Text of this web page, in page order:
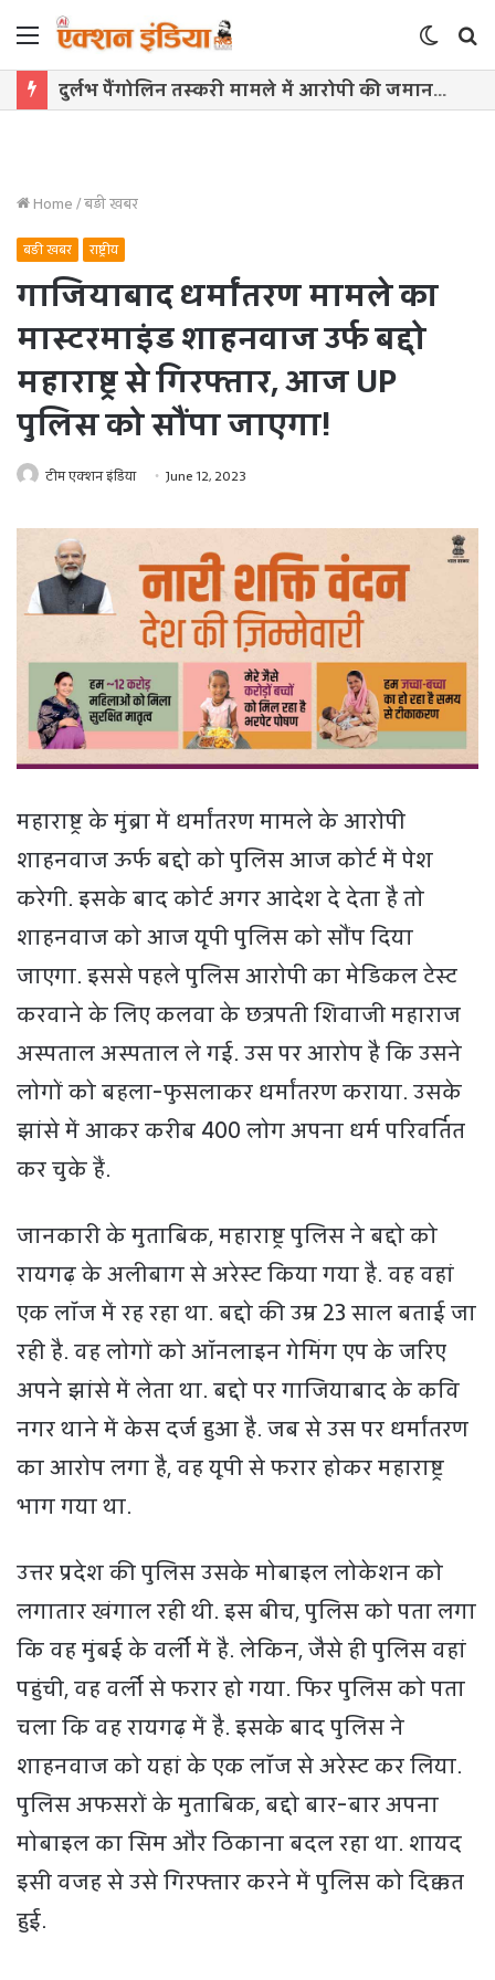
Menu
Switch
skin
दुर्लभ पैंगोलिन तस्करी मामले में आरोपी की जमानत याचिका खारिज
Home/बड़ी खबर
बड़ी खबर राष्ट्रीय
गाजियाबाद धर्मांतरण मामले का
मास्टरमाइंड शाहनवाज उर्फ बद्दो
महाराष्ट्र से गिरफ्तार, आज UP
पुलिस को सौंपा जाएगा!
टीम एक्शन इंडिया June 12, 2023
महाराष्ट्र के मुंब्रा में धर्मांतरण मामले के आरोपी
शाहनवाज ऊर्फ बद्दो को पुलिस आज कोर्ट में पेश
करेगी. इसके बाद कोर्ट अगर आदेश दे देता है तो
शाहनवाज को आज यूपी पुलिस को सौंप दिया
जाएगा. इससे पहले पुलिस आरोपी का मेडिकल टेस्ट
करवाने के लिए कलवा के छत्रपती शिवाजी महाराज
अस्पताल अस्पताल ले गई. उस पर आरोप है कि उसने
लोगों को बहला-फुसलाकर धर्मांतरण कराया. उसके
झांसे में आकर करीब 400 लोग अपना धर्म परिवर्तित
कर चुके हैं.
जानकारी के मुताबिक, महाराष्ट्र पुलिस ने बद्दो को
रायगढ़ के अलीबाग से अरेस्ट किया गया है. वह वहां
एक लॉज में रह रहा था. बद्दो की उम्र 23 साल बताई जा
रही है. वह लोगों को ऑनलाइन गेमिंग एप के जरिए
अपने झांसे में लेता था. बद्दो पर गाजियाबाद के कवि
नगर थाने में केस दर्ज हुआ है. जब से उस पर धर्मांतरण
का आरोप लगा है, वह यूपी से फरार होकर महाराष्ट्र
भाग गया था.
उत्तर प्रदेश की पुलिस उसके मोबाइल लोकेशन को
लगातार खंगाल रही थी. इस बीच, पुलिस को पता लगा
कि वह मुंबई के वर्ली में है. लेकिन, जैसे ही पुलिस वहां
पहुंची, वह वर्ली से फरार हो गया. फिर पुलिस को पता
चला कि वह रायगढ़ में है. इसके बाद पुलिस ने
शाहनवाज को यहां के एक लॉज से अरेस्ट कर लिया.
पुलिस अफसरों के मुताबिक, बद्दो बार-बार अपना
मोबाइल का सिम और ठिकाना बदल रहा था. शायद
इसी वजह से उसे गिरफ्तार करने में पुलिस को दिक्कत
हुई.